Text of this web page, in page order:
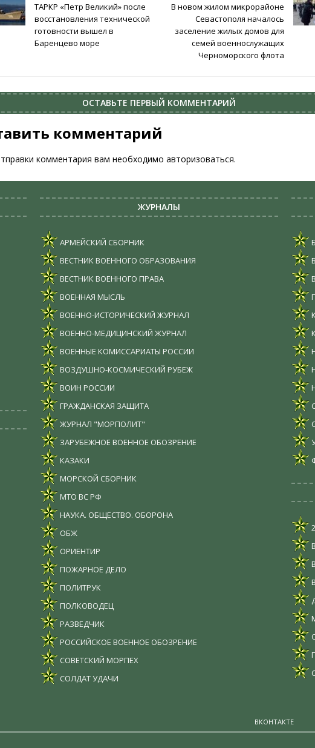
ТАРКР «Петр Великий» после
восстановления технической
готовности вышел в
Баренцево море
В новом жилом микрорайоне
Севастополя началось
заселение жилых домов для
семей военнослужащих
Черноморского флота
ОСТАВЬТЕ ПЕРВЫЙ КОММЕНТАРИЙ
комментарий
комментария вам необходимоавторизоваться.
ЖУРНАЛЫ
АРМЕЙСКИЙ СБОРНИК
ВЕСТНИК ВОЕННОГО ОБРАЗОВАНИЯ
ВЕСТНИК ВОЕННОГО ПРАВА
ВОЕННАЯ МЫСЛЬ
ВОЕННО-ИСТОРИЧЕСКИЙ ЖУРНАЛ
ВОЕННО-МЕДИЦИНСКИЙ ЖУРНАЛ
ВОЕННЫЕ КОМИССАРИАТЫ РОССИИ
ВОЗДУШНО-КОСМИЧЕСКИЙ РУБЕЖ
ВОИН РОССИИ
ГРАЖДАНСКАЯ ЗАЩИТА
ЖУРНАЛ "МОРПОЛИТ"
ЗАРУБЕЖНОЕ ВОЕННОЕ ОБОЗРЕНИЕ
КАЗАКИ
МОРСКОЙ СБОРНИК
МТО ВС РФ
НАУКА. ОБЩЕСТВО. ОБОРОНА
ОБЖ
ОРИЕНТИР
ПОЖАРНОЕ ДЕЛО
ПОЛИТРУК
ПОЛКОВОДЕЦ
РАЗВЕДЧИК
РОССИЙСКОЕ ВОЕННОЕ ОБОЗРЕНИЕ
СОВЕТСКИЙ МОРПЕХ
СОЛДАТ УДАЧИ
ВКОНТАКТЕ